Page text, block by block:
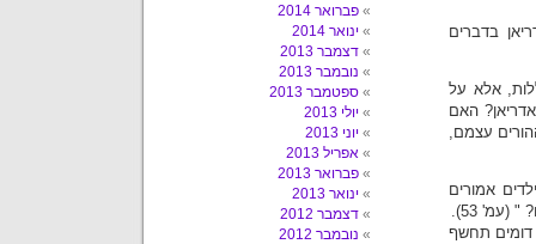
בדברים
אלא על
האם
עצמם,
אמורים
? " (עמ' 53).
דומים תחשף
פברואר 2014
ינואר 2014
דצמבר 2013
נובמבר 2013
ספטמבר 2013
יולי 2013
יוני 2013
אפריל 2013
פברואר 2013
ינואר 2013
דצמבר 2012
נובמבר 2012